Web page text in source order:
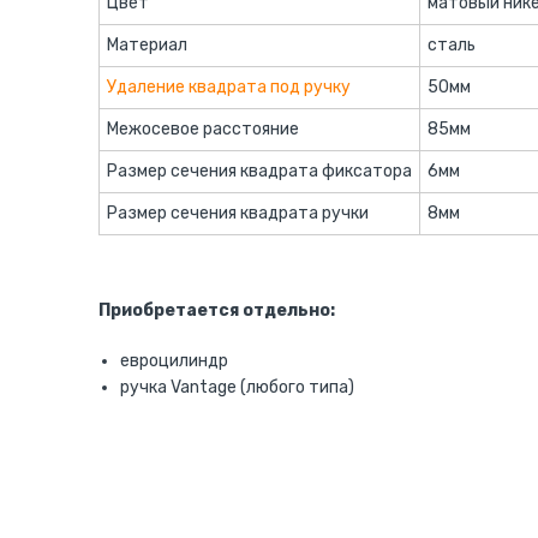
Материал сталь
Удаление квадрата под ручку 50мм
Межосевое расстояние 85мм
Размер сечения квадрата фиксатора 6мм
Размер сечения квадрата ручки 8мм
Приобретается отдельно:
евроцилиндр
ручка Vantage (любого типа)